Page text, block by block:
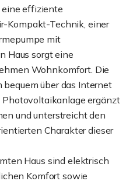
eine effiziente
Kompakt-Technik, einer
mit
Haus sorgt eine
Wohnkomfort. Die
bequem über das Internet
ergänzt
und unterstreicht den
Charakter dieser
Haus sind elektrisch
Komfort sowie